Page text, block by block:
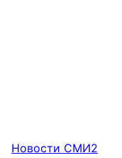
Новости СМИ2